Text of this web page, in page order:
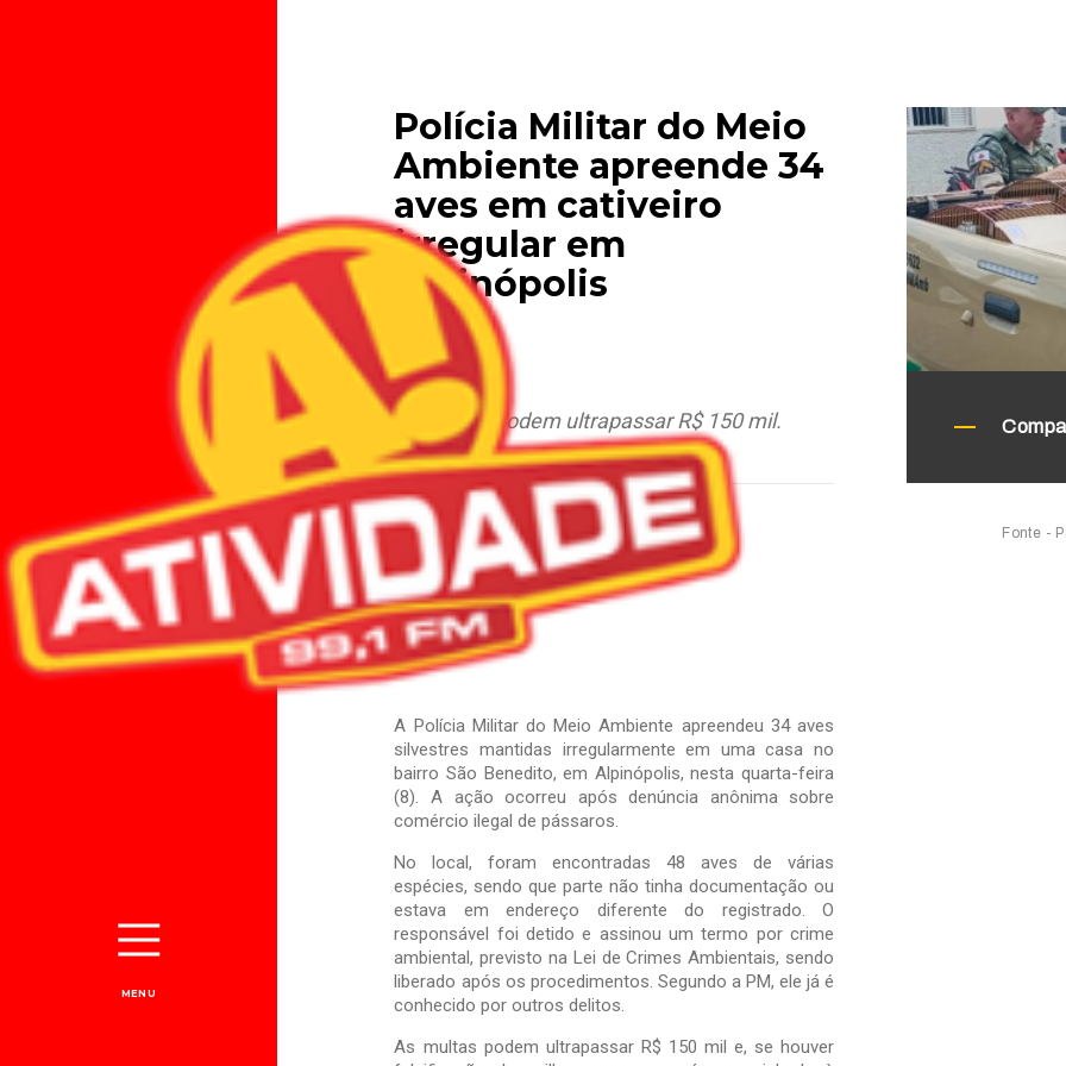
MENU
Polícia Militar do Meio
Ambiente apreende 34
aves em cativeiro
irregular em
Alpinópolis
09.10.2025
As multas podem ultrapassar R$ 150 mil.
A Polícia Militar do Meio Ambiente apreendeu 34 aves
silvestres mantidas irregularmente em uma casa no
bairro São Benedito, em Alpinópolis, nesta quarta-feira
(8). A ação ocorreu após denúncia anônima sobre
comércio ilegal de pássaros.
No local, foram encontradas 48 aves de várias
espécies, sendo que parte não tinha documentação ou
estava em endereço diferente do registrado. O
responsável foi detido e assinou um termo por crime
ambiental, previsto na Lei de Crimes Ambientais, sendo
liberado após os procedimentos. Segundo a PM, ele já é
conhecido por outros delitos.
As multas podem ultrapassar R$ 150 mil e, se houver
Fonte -